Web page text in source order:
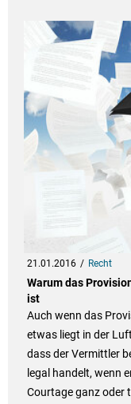
21.01.2016 Recht
Warum das
ist
Auch wenn das
etwas liegt in der
dass der Vermittler
legal handelt, wenn
Courtage ganz oder